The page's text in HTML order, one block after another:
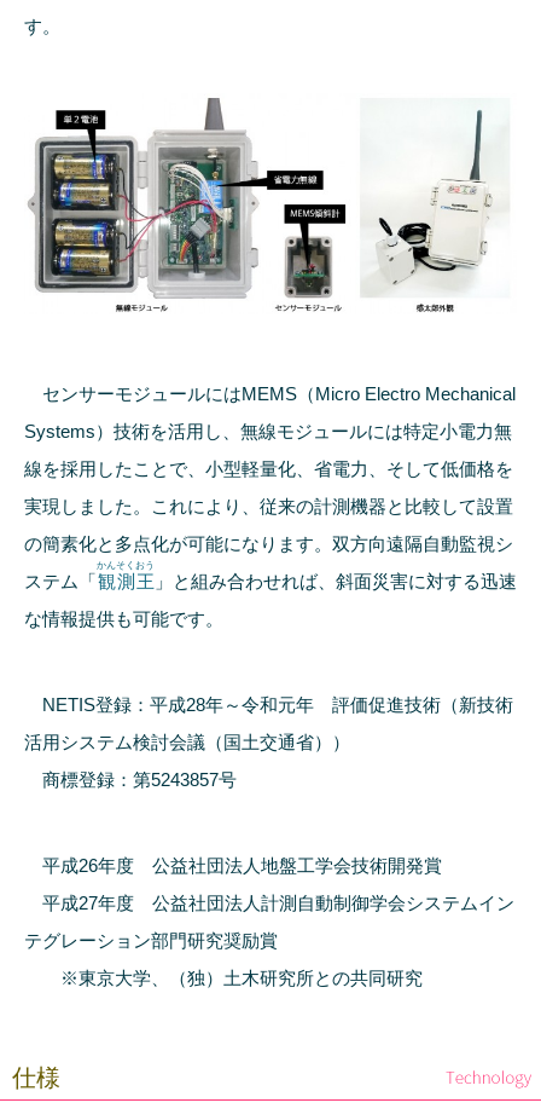
す。
センサーモジュールにはMEMS（Micro Electro Mechanical
Systems）技術を活用し、無線モジュールには特定小電力無
線を採用したことで、小型軽量化、省電力、そして低価格を
実現しました。これにより、従来の計測機器と比較して設置
の簡素化と多点化が可能になります。双方向遠隔自動監視シ
ステム「観測王
かんそくおう
」と組み合わせれば、斜面災害に対する迅速
な情報提供も可能です。
NETIS登録：平成28年～令和元年 評価促進技術（新技術
活用システム検討会議（国土交通省））
商標登録：第5243857号
平成26年度 公益社団法人地盤工学会技術開発賞
平成27年度 公益社団法人計測自動制御学会システムイン
テグレーション部門研究奨励賞
※東京大学、（独）土木研究所との共同研究
仕様